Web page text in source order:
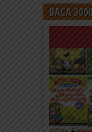
BACA